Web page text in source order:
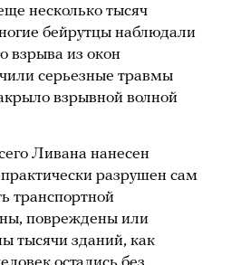
несколько тысяч
бейрутцы наблюдали
взрыва из окон
серьезные травмы
взрывной волной
Ливана нанесен
разрушен сам
транспортной
повреждены или
тысячи зданий, как